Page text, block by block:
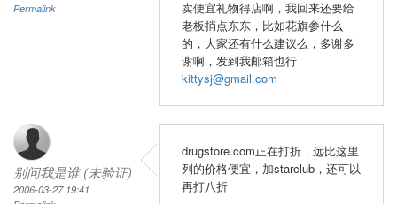
Permalink
卖便宜礼物得店啊，我回来还要给
老板捎点东东，比如花旗参什么
的，大家还有什么建议么，多谢多
谢啊，发到我邮箱也行
kittysj@gmail.com
别问我是谁 (未验证)
2006-03-27 19:41
drugstore.com正在打折，远比这里
列的价格便宜，加starclub，还可以
再打八折